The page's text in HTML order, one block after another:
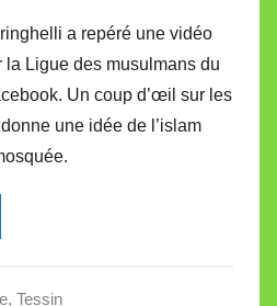
a repéré une vidéo
Ligue des musulmans du
Un coup d’œil sur les
une idée de l’islam
, Tessin